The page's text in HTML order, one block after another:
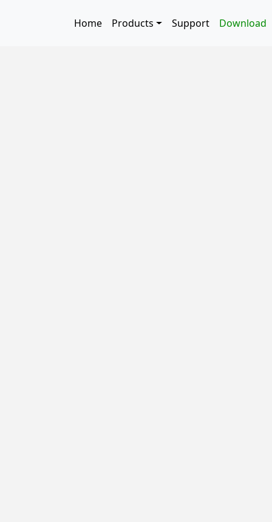
Main navigation
Home Products Support Download